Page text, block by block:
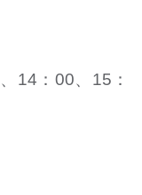
14：00、15：